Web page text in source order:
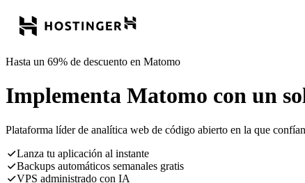
Hasta un 69% de descuento en Matomo
Implementa Matomo con un
Plataforma líder de analítica web de código abierto en la que
Lanza tu aplicación al instante
Backups automáticos semanales gratis
VPS administrado con IA